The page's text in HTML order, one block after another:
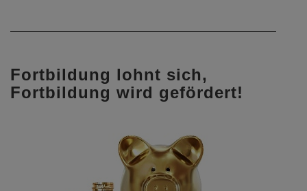
Fortbildung lohnt sich,
Fortbildung wird gefördert!